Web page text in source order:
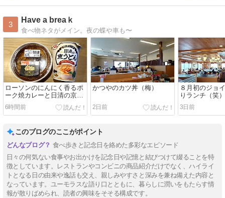
3
Have a breaｋ
食べ物ネタがメイン。夜の蝶や車も〜
ローソンのにんにく香るポ
ーク焼カレーと日清の京う
どん
6時間前
かつやのカツ丼（梅）
2日前
８月初のジョ
りランチ（笑）
3日前
このブログのここがポイント
食べ歩きと記念日を絡めた多彩なエピソード
日々の何気ない食事やお出かけを記念日や記憶と結びつけて綴ることを特
徴としています。レストランやコンビニの商品紹介だけでなく、ハイライ
トとなる日の由来や逸話も交え、親しみやすさと深みを兼ね備えた内容と
なっています。ユーモラスな語り口とともに、暮らしに潤いをもたらす情
報が散りばめられ、読者の興味をそそる構成です。